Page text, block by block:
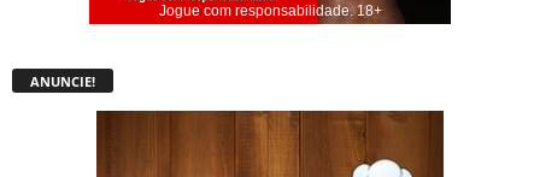
Jogue com responsabilidade. 18+
ANUNCIE!